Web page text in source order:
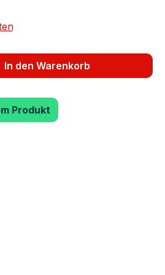
gewünschten Wert
In den Warenkorb
Produkt